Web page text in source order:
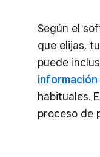
Según el
que elijas,
puede
habituales.
proceso de